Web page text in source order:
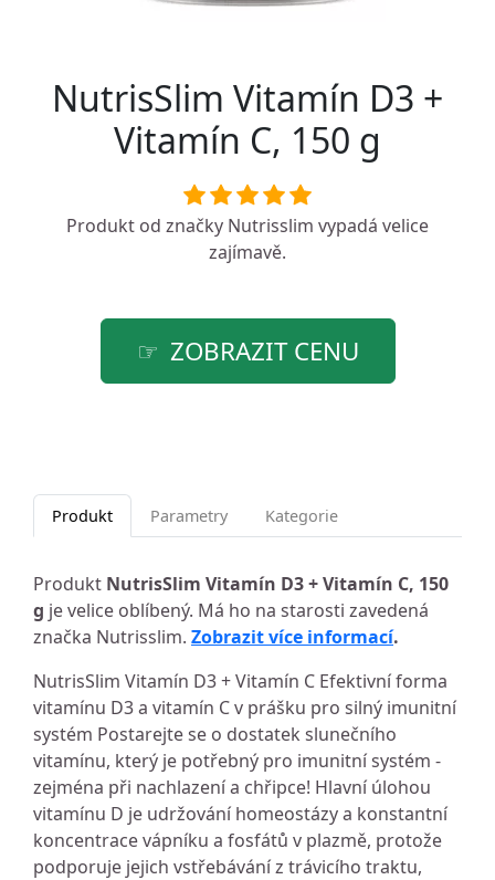
NutrisSlim Vitamín D3 +
Vitamín C, 150 g
Produkt od značky Nutrisslim vypadá velice
zajímavě.
ZOBRAZIT CENU
Produkt Parametry Kategorie
Produkt NutrisSlim Vitamín D3 + Vitamín C, 150
g je velice oblíbený. Má ho na starosti zavedená
značka Nutrisslim. Zobrazit více informací.
NutrisSlim Vitamín D3 + Vitamín C Efektivní forma
vitamínu D3 a vitamín C v prášku pro silný imunitní
systém Postarejte se o dostatek slunečního
vitamínu, který je potřebný pro imunitní systém -
zejména při nachlazení a chřipce! Hlavní úlohou
vitamínu D je udržování homeostázy a konstantní
koncentrace vápníku a fosfátů v plazmě, protože
podporuje jejich vstřebávání z trávicího traktu,